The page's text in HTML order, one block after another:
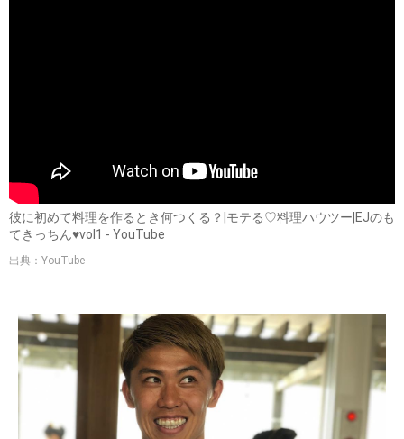
彼に初めて料理を作るとき何つくる？|モテる♡料理ハウツー|EJのも
てきっちん♥︎vol1 - YouTube
出典：YouTube